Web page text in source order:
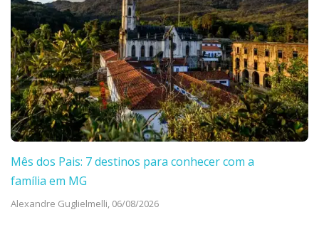
Mês dos Pais: 7 destinos para conhecer com a
família em MG
Alexandre Guglielmelli, 06/08/2026